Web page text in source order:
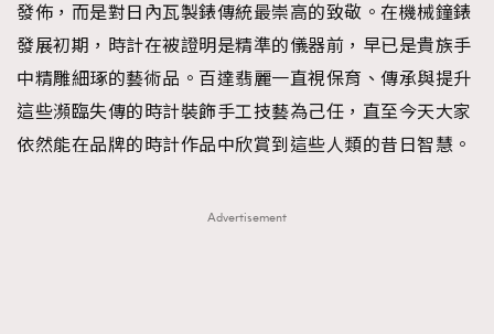
發佈，而是對日內瓦製錶傳統最崇高的致敬。在機械鐘錶
發展初期，時計在被證明是精準的儀器前，早已是貴族手
中精雕細琢的藝術品。百達翡麗一直視保育、傳承與提升
這些瀕臨失傳的時計裝飾手工技藝為己任，直至今天大家
依然能在品牌的時計作品中欣賞到這些人類的昔日智慧。
Advertisement